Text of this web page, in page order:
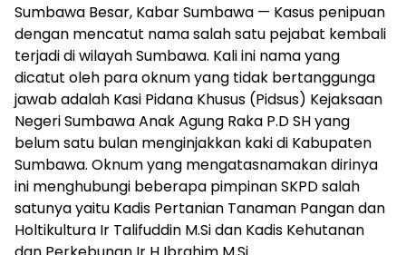
Sumbawa Besar, Kabar Sumbawa — Kasus penipuan
dengan mencatut nama salah satu pejabat kembali
terjadi di wilayah Sumbawa. Kali ini nama yang
dicatut oleh para oknum yang tidak bertanggunga
jawab adalah Kasi Pidana Khusus (Pidsus) Kejaksaan
Negeri Sumbawa Anak Agung Raka P.D SH yang
belum satu bulan menginjakkan kaki di Kabupaten
Sumbawa. Oknum yang mengatasnamakan dirinya
ini menghubungi beberapa pimpinan SKPD salah
satunya yaitu Kadis Pertanian Tanaman Pangan dan
Holtikultura Ir Talifuddin M.Si dan Kadis Kehutanan